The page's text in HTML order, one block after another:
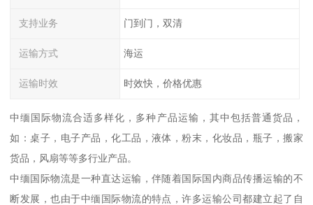
支持业务 门到门，双清
运输方式 海运
运输时效 时效快，价格优惠
中缅国际物流合适多样化，多种产品运输，其中包括普通货品，
如：桌子，电子产品，化工品，液体，粉末，化妆品，瓶子，搬家
货品，风扇等等多行业产品。
中缅国际物流是一种直达运输，伴随着国际国内商品传播运输的不
断发展，也由于中缅国际物流的特点，许多运输公司都建立起了自